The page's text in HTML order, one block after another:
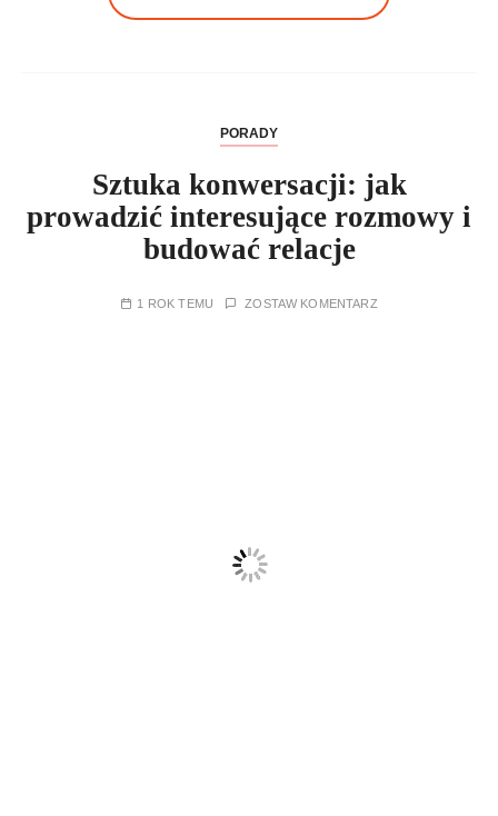
PORADY
Sztuka konwersacji: jak
prowadzić interesujące rozmowy i
budować relacje
1 ROK TEMU ZOSTAW KOMENTARZ